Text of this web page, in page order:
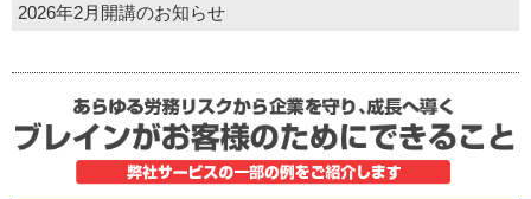
2026年2月開講のお知らせ